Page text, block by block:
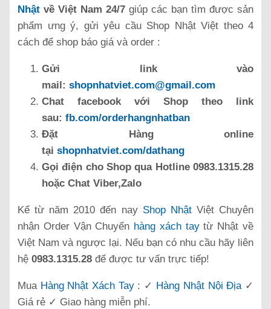
Nhật về Việt Nam 24/7 giúp các bạn tìm được sản
phẩm ưng ý, gửi yêu cầu Shop Nhật Việt theo 4
cách để shop báo giá và order :
Gửi link vào
mail: shopnhatviet.com@gmail.com
Chat facebook với Shop theo link
sau: fb.com/orderhangnhatban
Đặt Hàng online
tại shopnhatviet.com/dathang
Gọi điện cho Shop qua Hotline 0983.1315.28
hoặc Chat Viber,Zalo
Kể từ năm 2010 đến nay Shop NhậtViệt Chuyên
nhận Order Vận Chuyển hàng xách taytừ Nhật về
Việt Nam và ngược lại. Nếu bạn có nhu cầu hãy liên
hệ 0983.1315.28 để được tư vấn trực tiếp!
Mua Hàng Nhật Xách Tay: ✓ Hàng Nhật Nội Địa✓
Giá rẻ ✓ Giao hàng miễn phí.